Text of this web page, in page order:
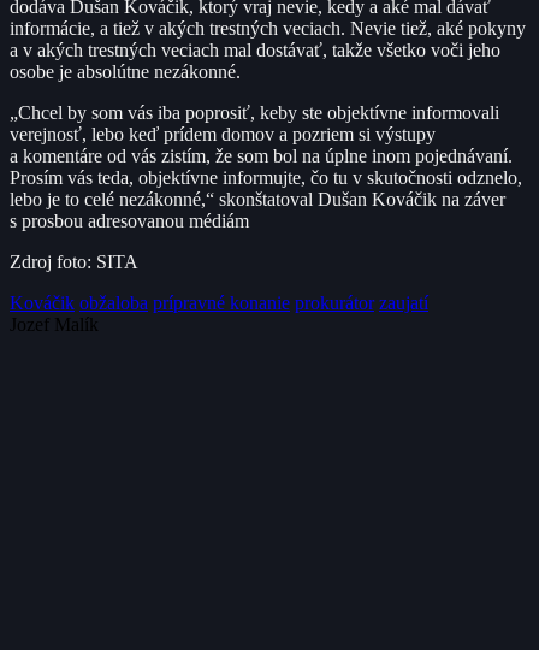
dodáva Dušan Kováčik, ktorý vraj nevie, kedy a aké mal dávať
informácie, a tiež v akých trestných veciach. Nevie tiež, aké pokyny
a v akých trestných veciach mal dostávať, takže všetko voči jeho
osobe je absolútne nezákonné.
„Chcel by som vás iba poprosiť, keby ste objektívne informovali
verejnosť, lebo keď prídem domov a pozriem si výstupy
a komentáre od vás zistím, že som bol na úplne inom pojednávaní.
Prosím vás teda, objektívne informujte, čo tu v skutočnosti odznelo,
lebo je to celé nezákonné,“ skonštatoval Dušan Kováčik na záver
s prosbou adresovanou médiám
Zdroj foto: SITA
Kováčik obžaloba prípravné konanie prokurátor zaujatí
Jozef Malík